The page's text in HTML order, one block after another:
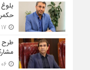
طرح
06 ژوئن 2026 - 9:30